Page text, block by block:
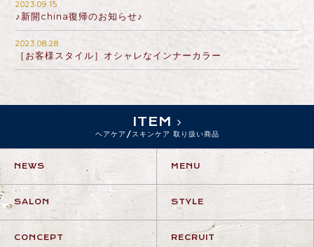
2023.09.15
♪新開china復帰のお知らせ♪
2023.08.28
［お客様スタイル］オシャレなインナーカラー
ITEM
ヘアケア/スキンケア 取り扱い商品
NEWS MENU
SALON STYLE
CONCEPT RECRUIT